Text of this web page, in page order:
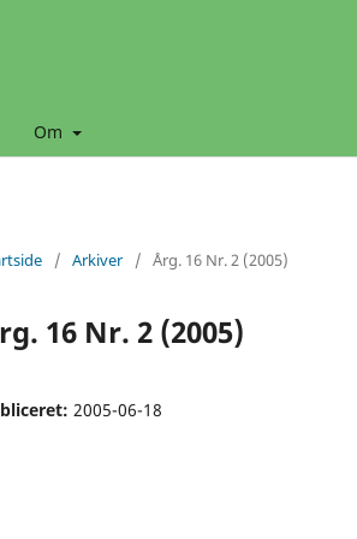
Om
/ Arkiver / Årg. 16 Nr. 2 (2005)
16 Nr. 2 (2005)
2005-06-18